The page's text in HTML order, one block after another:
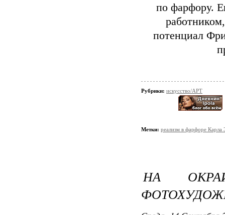
по фарфору.
потенциал
Рубрики: искусство/АРТ
Метки: реализм в фарфоре Карла
НА